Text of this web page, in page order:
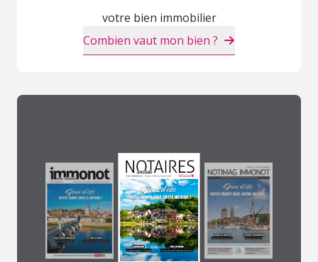
votre bien immobilier
Combien vaut mon bien ?